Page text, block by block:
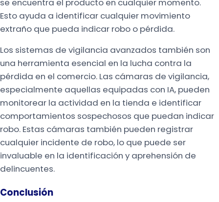
se encuentra el producto en cualquier momento.
Esto ayuda a identificar cualquier movimiento
extraño que pueda indicar robo o pérdida.
Los sistemas de vigilancia avanzados también son
una herramienta esencial en la lucha contra la
pérdida en el comercio. Las cámaras de vigilancia,
especialmente aquellas equipadas con IA, pueden
monitorear la actividad en la tienda e identificar
comportamientos sospechosos que puedan indicar
robo. Estas cámaras también pueden registrar
cualquier incidente de robo, lo que puede ser
invaluable en la identificación y aprehensión de
delincuentes.
Conclusión